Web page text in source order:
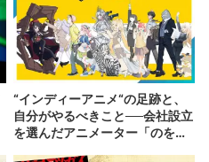
“インディーアニメ“の足跡と、
自分がやるべきこと──会社設立
を選んだアニメーター「のを